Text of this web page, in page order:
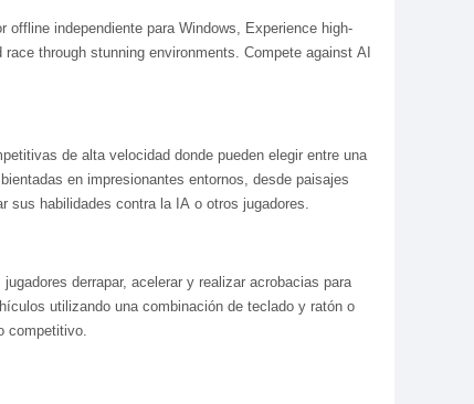
independiente para Windows, Experience high-
through stunning environments. Compete against AI
de alta velocidad donde pueden elegir entre una
en impresionantes entornos, desde paisajes
sus habilidades contra la IA o otros jugadores.
derrapar, acelerar y realizar acrobacias para
utilizando una combinación de teclado y ratón o
competitivo.